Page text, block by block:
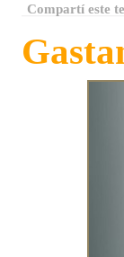
Compartí este